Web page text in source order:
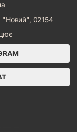
"Новий", 02154